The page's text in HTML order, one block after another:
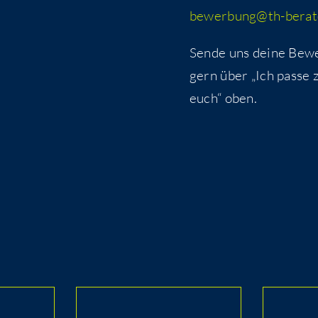
bewerbung@​th-​
Sen­de uns dei­ne
gern über „Ich pas­se
euch“ oben.